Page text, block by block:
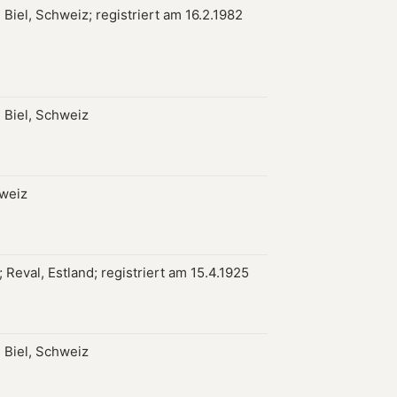
Biel, Schweiz; registriert am 16.2.1982
Biel, Schweiz
Reval, Estland; registriert am 15.4.1925
Biel, Schweiz